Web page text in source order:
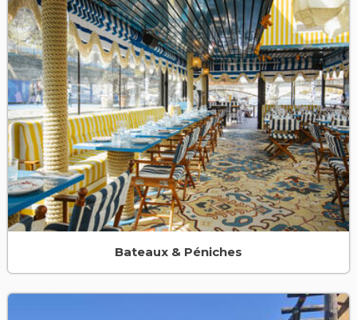
Bateaux & Péniches